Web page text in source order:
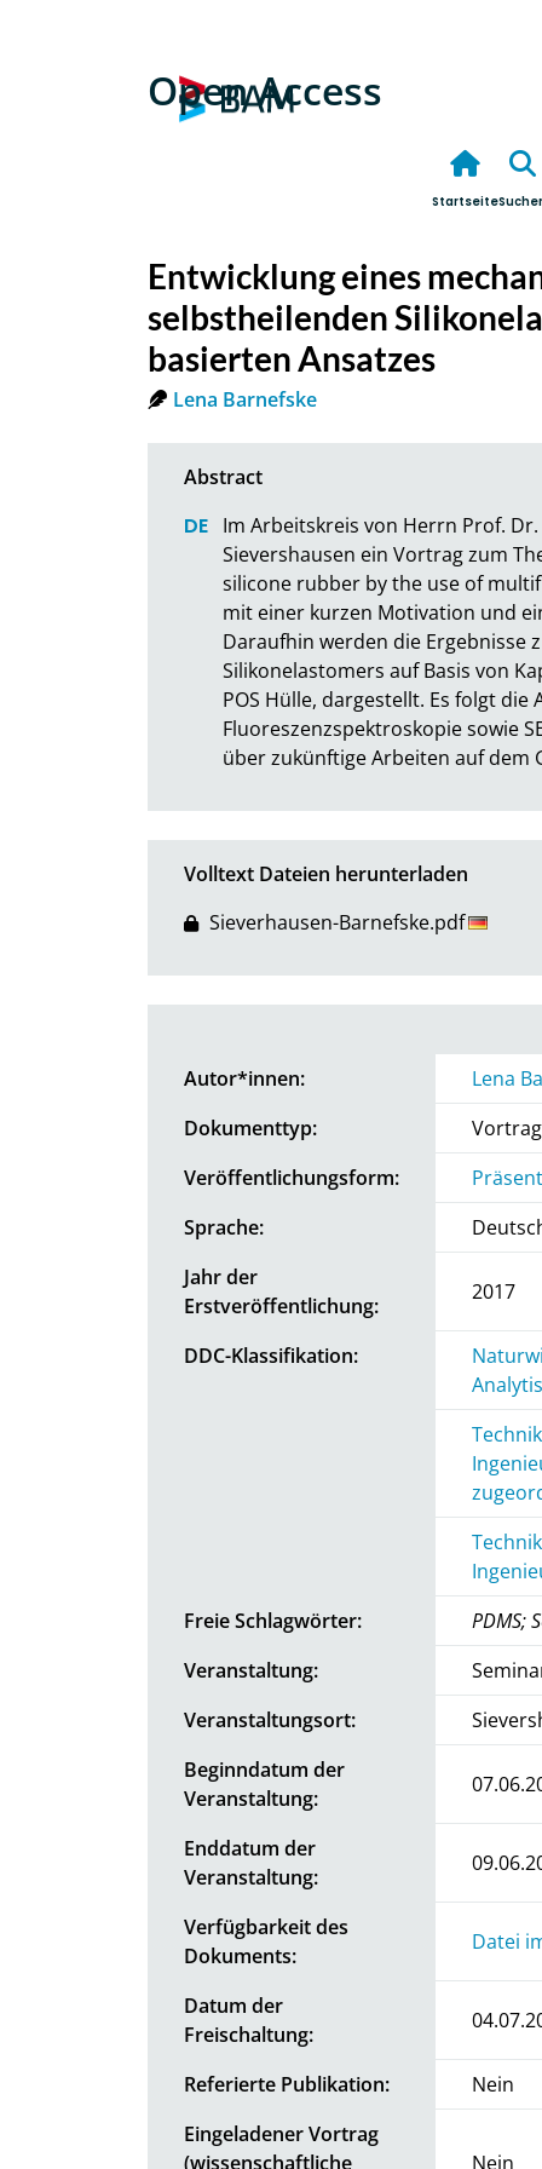
Open Access
Startseite
Entwicklung eines
selbstheilenden
basierten Ansatzes
Lena Barnefske
Im Arbeitskreis von Herrn Prof.
Sievershausen ein Vortrag zum
silicone rubber by the use of
mit einer kurzen Motivation und
Daraufhin werden die Ergebnisse
Silikonelastomers auf Basis von
POS Hülle, dargestellt. Es folgt die
Fluoreszenzspektroskopie sowie
über zukünftige Arbeiten auf dem
Volltext Dateien herunterladen
Sieverhausen-Barnefske.pdf
Autor*innen:
Lena
Dokumenttyp:
Vortrag
Veröffentlichungsform:
Sprache:
Jahr der
Erstveröffentlichung:
2017
DDC-Klassifikation:
Freie Schlagwörter:
PDMS;
Veranstaltung:
Veranstaltungsort:
Beginndatum der
Veranstaltung:
Enddatum der
Veranstaltung:
Verfügbarkeit des
Dokuments:
Datei
Datum der
Freischaltung:
Referierte Publikation:
Nein
Eingeladener Vortrag
(wissenschaftliche
Nein